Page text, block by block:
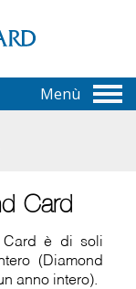
Menù
Card
Card è di soli
(Diamond
anno intero).